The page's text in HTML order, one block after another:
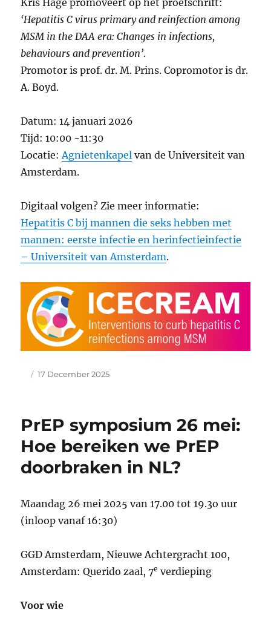
‘Hepatitis C virus primary and reinfection among
MSM in the DAA era: Changes in infections,
behaviours and prevention’.
Promotor is prof. dr. M. Prins. Copromotor is dr.
A. Boyd.
Datum: 14 januari 2026
Tijd: 10:00 -11:30
Locatie: Agnietenkapel van de Universiteit van
Amsterdam.
Digitaal volgen? Zie meer informatie:
Hepatitis C bij mannen die seks hebben met
mannen: eerste infectie en herinfectieinfectie
– Universiteit van Amsterdam.
Author
Posted
17 December 2025
PrEP symposium 26 mei:
Hoe bereiken we PrEP
doorbraken in NL?
Maandag 26 mei 2025 van 17.00 tot 19.3o uur
(inloop vanaf 16:30)
GGD Amsterdam, Nieuwe Achtergracht 100,
Amsterdam: Querido zaal, 7e verdieping
Voor wie